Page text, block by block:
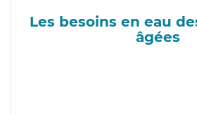
Les besoins en eau
âgées